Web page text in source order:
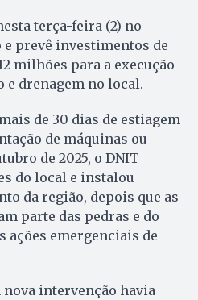
terça-feira (2) no
prevê investimentos de
milhões para a execução
e drenagem no local.
de 30 dias de estiagem
de máquinas ou
de 2025, o DNIT
do local e instalou
da região, depois que as
parte das pedras e do
ações emergenciais de
nova intervenção havia